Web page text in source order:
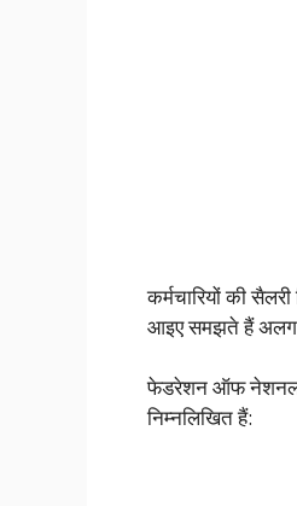
कर्मचारियों की
आइए समझते हैं
फेडरेशन ऑफ नेशनल
निम्नलिखित हैं: